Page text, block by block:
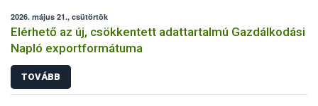
2026. május 21., csütörtök
Elérhető az új, csökkentett adattartalmú Gazdálkodási
Napló exportformátuma
TOVÁBB